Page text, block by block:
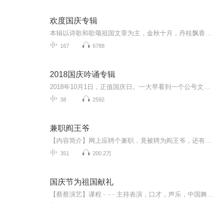
欢度国庆专辑
167 6788
2018国庆吟诵专辑
38 2592
兼职阎王爷
351 200.2万
国庆节为祖国献礼